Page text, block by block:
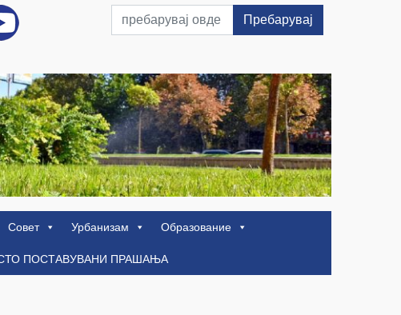
Пребарувај
Совет Урбанизам
Образование
ПОСТАВУВАНИ ПРАШАЊА